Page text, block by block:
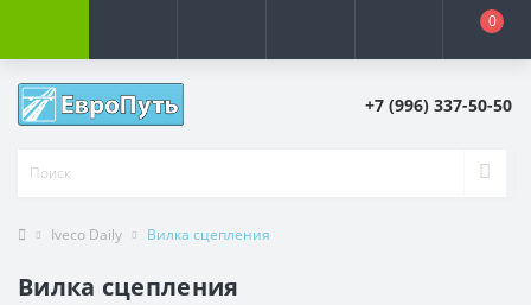
0
+7 (996) 337-50-50
Iveco Daily Вилка сцепления
Вилка сцепления